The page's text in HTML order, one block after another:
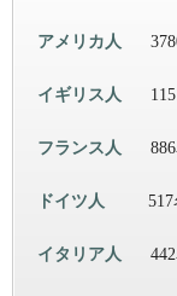
アメリカ人
イギリス人
フランス人
ドイツ人 517
イタリア人